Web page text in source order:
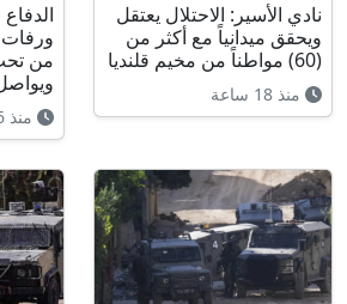
نادي الأسير: الاحتلال يعتقل
ويحقق ميدانياً مع أكثر من
(60) مواطناً من مخيم قلنديا
منذ 18 ساعة
من
منذ 16 ساعة